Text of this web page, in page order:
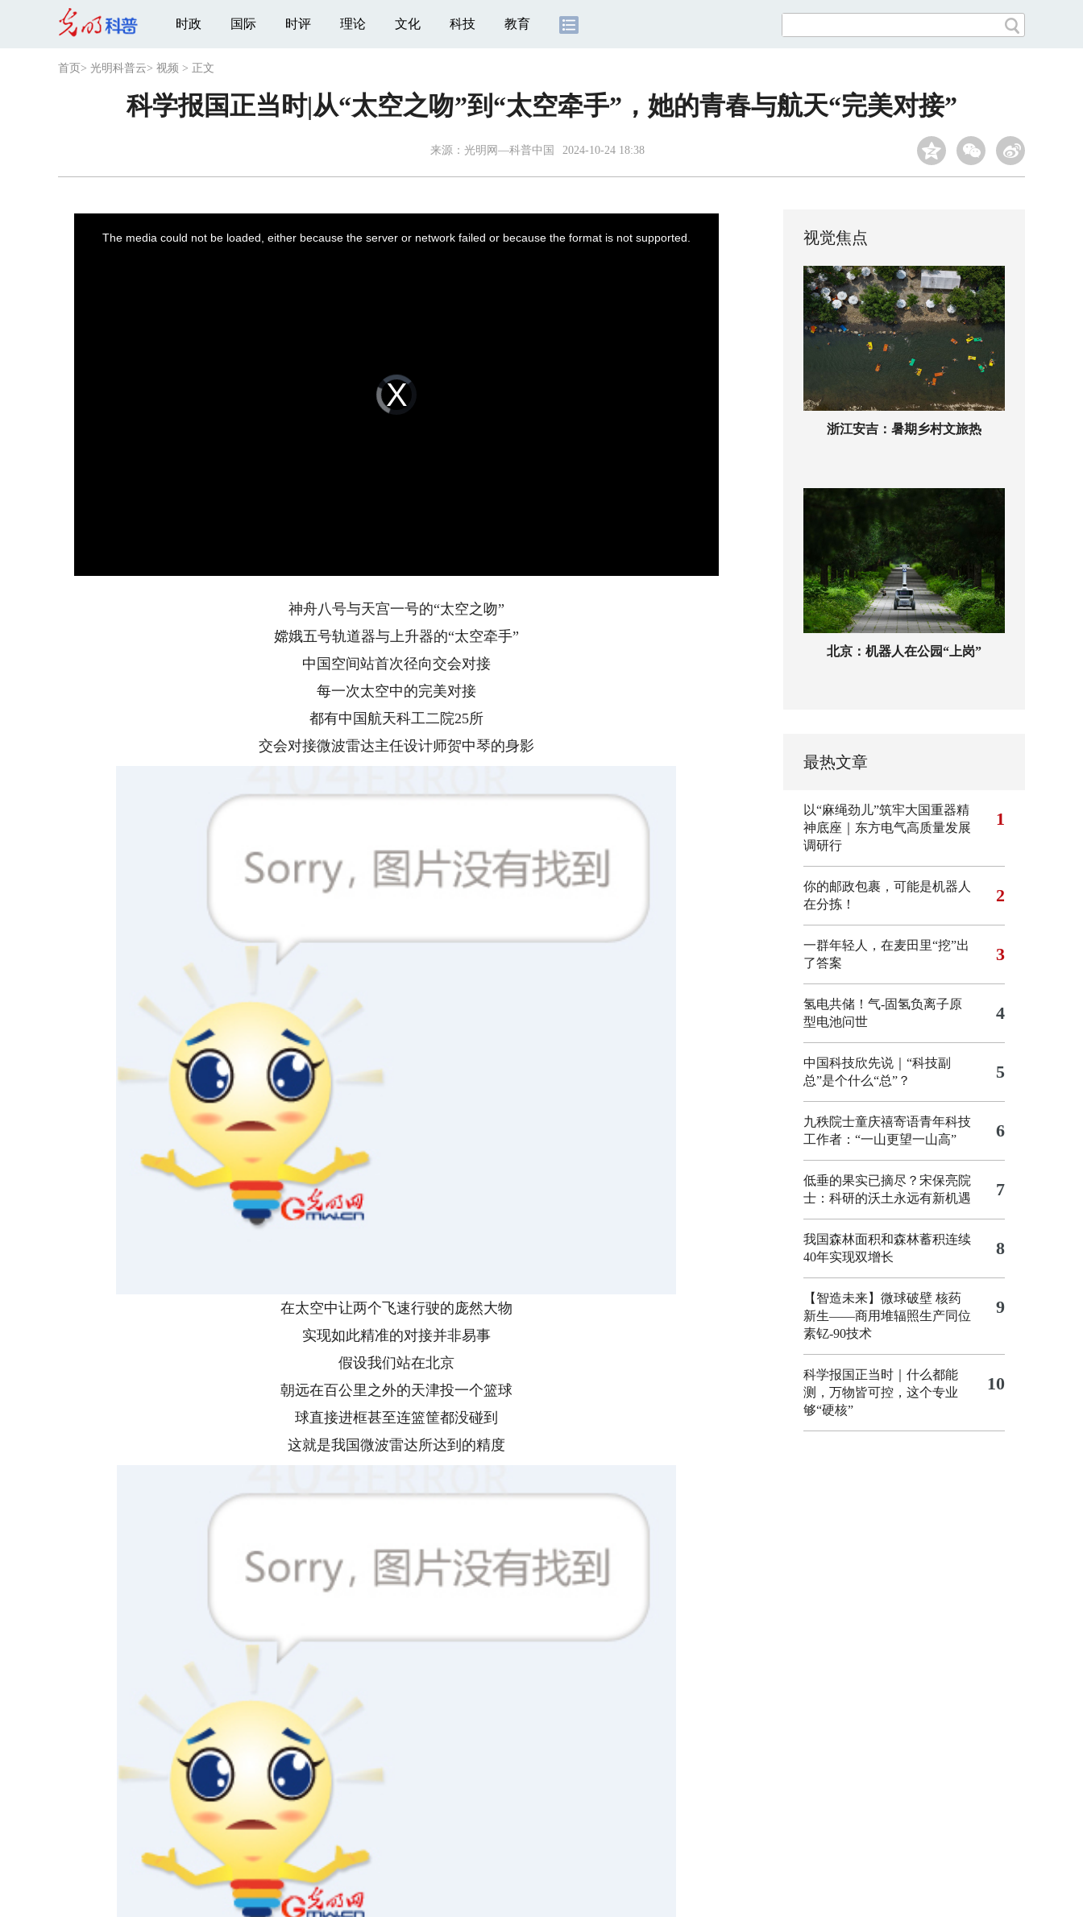
时政 国际 时评 理论 文化 科技 教育
首页 > 光明科普云> 视频 > 正文
科学报国正当时|从“太空之吻”到“太空牵手”，她的青春与航天“完美对接”
来源：光明网—科普中国 2024-10-24 18:38
Video
Player
is
loading.
The media could not be loaded, either because the server or network failed or because the format is not supported.
神舟八号与天宫一号的“太空之吻”
嫦娥五号轨道器与上升器的“太空牵手”
中国空间站首次径向交会对接
每一次太空中的完美对接
都有中国航天科工二院25所
交会对接微波雷达主任设计师贺中琴的身影
在太空中让两个飞速行驶的庞然大物
实现如此精准的对接并非易事
假设我们站在北京
朝远在百公里之外的天津投一个篮球
球直接进框甚至连篮筐都没碰到
这就是我国微波雷达所达到的精度
视觉焦点
浙江安吉：暑期乡村文旅热
北京：机器人在公园“上岗”
最热文章
以“麻绳劲儿”筑牢大国重器精
神底座｜东方电气高质量发展
调研行
1
你的邮政包裹，可能是机器人
在分拣！
2
一群年轻人，在麦田里“挖”出
了答案
3
氢电共储！气-固氢负离子原
型电池问世
4
中国科技欣先说｜“科技副
总”是个什么“总”？
5
九秩院士童庆禧寄语青年科技
工作者：“一山更望一山高”
6
低垂的果实已摘尽？宋保亮院
士：科研的沃土永远有新机遇
7
我国森林面积和森林蓄积连续
40年实现双增长
8
【智造未来】微球破壁 核药
新生——商用堆辐照生产同位
素钇-90技术
9
科学报国正当时｜什么都能
测，万物皆可控，这个专业
够“硬核”
10